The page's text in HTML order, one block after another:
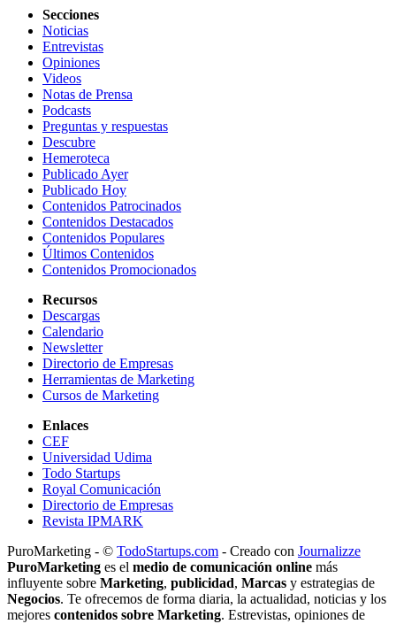
Secciones
Noticias
Entrevistas
Opiniones
Videos
Notas de Prensa
Podcasts
Preguntas y respuestas
Descubre
Hemeroteca
Publicado Ayer
Publicado Hoy
Contenidos Patrocinados
Contenidos Destacados
Contenidos Populares
Últimos Contenidos
Contenidos Promocionados
Recursos
Descargas
Calendario
Newsletter
Directorio de Empresas
Herramientas de Marketing
Cursos de Marketing
Enlaces
CEF
Universidad Udima
Todo Startups
Royal Comunicación
Directorio de Empresas
Revista IPMARK
PuroMarketing - © TodoStartups.com - Creado con Journalizze
PuroMarketing es el medio de comunicación online más
influyente sobre Marketing, publicidad, Marcas y estrategias de
Negocios. Te ofrecemos de forma diaria, la actualidad, noticias y los
mejores contenidos sobre Marketing. Estrevistas, opiniones de